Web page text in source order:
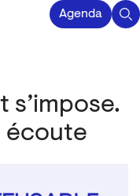
Agenda
s’impose.
écoute